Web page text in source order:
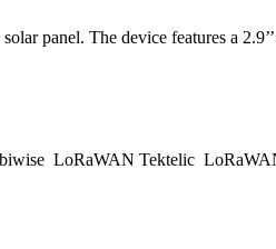
panel. The device features a
LoRaWAN Tektelic